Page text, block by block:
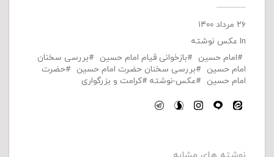
۲۶ مرداد ۱۴۰۰
In عکس نوشته
امام حسین
بازخوانی قیام امام حسین
بررسی سخنان
امام حسین
بررسی سخنان حضرت امام حسین
حضرت
امام حسین
عکس-نوشته کرامت و بزرگواری